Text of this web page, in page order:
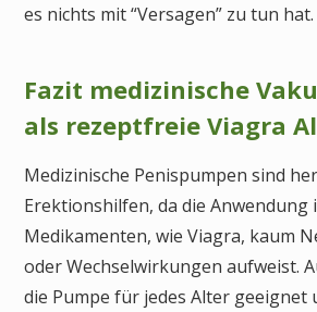
es nichts mit “Versagen” zu tun hat.
Fazit medizinische
als rezeptfreie Viagra
Medizinische Penispumpen sind
Erektionshilfen, da die Anwendung
Medikamenten, wie Viagra, kaum
oder Wechselwirkungen aufweist.
die Pumpe für jedes Alter geeignet